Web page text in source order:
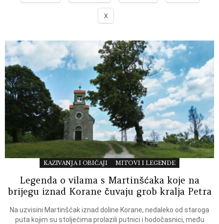
X
KAZIVANJA I OBIČAJI MITOVI I LEGENDE
Legenda o vilama s Martinšćaka koje na
brijegu iznad Korane čuvaju grob kralja Petra
Na uzvisini Martinšćak iznad doline Korane, nedaleko od staroga
puta kojim su stoljećima prolazili putnici i hodočasnici, među